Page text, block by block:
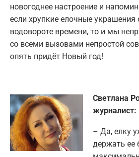
новогоднее настроение и
если хрупкие елочные украшения
водовороте времени, то и мы
со всеми вызовами непростой
опять придёт Новый год!
Светлана
журналист:
– Да, елку
держать ее